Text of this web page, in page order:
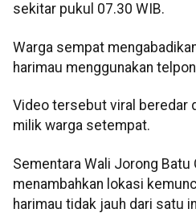
sekitar pukul 07.30 WIB.
Warga sempat
harimau menggunakan
Video tersebut viral beredar
milik warga setempat.
Sementara Wali Jorong Batu
menambahkan lokasi
harimau tidak jauh dari satu